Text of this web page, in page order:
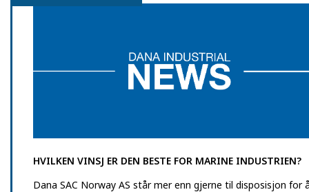
HVILKEN VINSJ ER DEN BESTE FOR MARINE INDUSTRIEN?
Dana SAC Norway AS står mer enn gjerne til disposisjon for